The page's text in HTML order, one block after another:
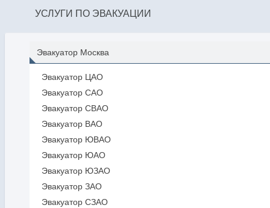
УСЛУГИ ПО ЭВАКУАЦИИ
Эвакуатор Москва
Эвакуатор ЦАО
Эвакуатор САО
Эвакуатор СВАО
Эвакуатор ВАО
Эвакуатор ЮВАО
Эвакуатор ЮАО
Эвакуатор ЮЗАО
Эвакуатор ЗАО
Эвакуатор СЗАО